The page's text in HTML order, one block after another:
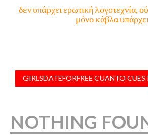
δεν υπάρχει ερωτική λογοτεχνία,
μόνο κάβλα
GIRLSDATEFORFREE CUANTO
NOTHING